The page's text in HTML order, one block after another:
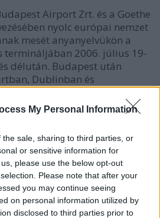
My Personal Information
sale, sharing to third parties, or
or sensitive information for
please use the below opt-out
Please note that after your
you may continue seeing
on personal information utilized by
disclosed to third parties prior to
Airport Zrt. és a Goethe
nyolc európai nemzet
mesét anyanyelvükön a
termináljában 2006. július 19-
délután. Budapest után
Dublinban és
a mesemondás.
intézetek belgiumi
Európai Bizottság és az
projekt kiinduló pontját
melyek nem csupán egyetlen
élnek. A mesék közös
hordozói: különböző
ugyan, a történetek és a
hasonlóak.